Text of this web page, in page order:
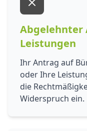
Abgelehnter
Leistungen
Ihr Antrag auf
oder Ihre
die
Widerspruch ein.